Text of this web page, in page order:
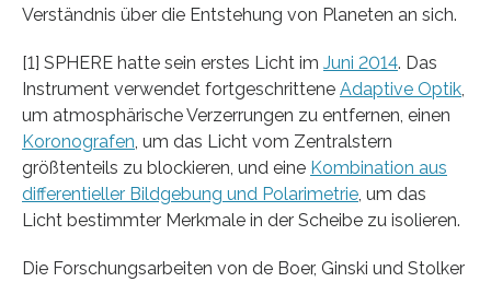
Verständnis über die Entstehung von Planeten an sich.
[1] SPHERE hatte sein erstes Licht im Juni 2014. Das
Instrument verwendet fortgeschrittene Adaptive Optik
um atmosphärische Verzerrungen zu entfernen, einen
Koronografen , um das Licht vom Zentralstern
größtenteils zu blockieren, und eine Kombination aus
differentieller Bildgebung und Polarimetrie , um das
Licht bestimmter Merkmale in der Scheibe zu isolieren.
Die Forschungsarbeiten von de Boer, Ginski und Stolker